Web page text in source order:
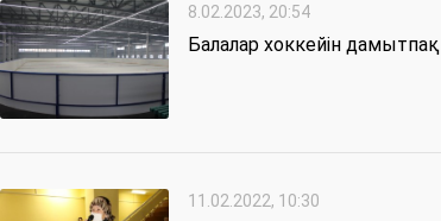
8.02.2023, 20:54
Балалар хоккейін дамытпақ
11.02.2022, 10:30